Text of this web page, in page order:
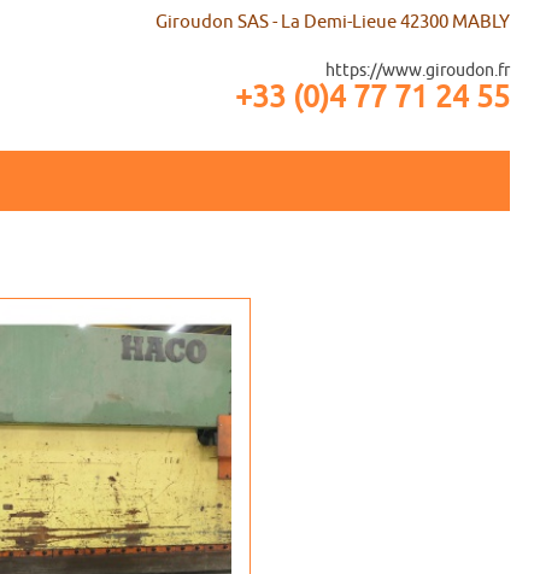
Giroudon SAS - La Demi-Lieue 42300 MABLY
https://www.giroudon.fr
+33 (0)4 77 71 24 55